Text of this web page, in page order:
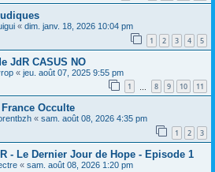
« dim. janv. 18, 2026 10:04 pm
1 2 3 4 5
JdR CASUS NO
« jeu. août 07, 2025 9:55 pm
1 8 9 10 11
Occulte
« sam. août 08, 2026 4:35 pm
1 2 3
- Le Dernier Jour de Hope - Episode 1
« sam. août 08, 2026 1:20 pm